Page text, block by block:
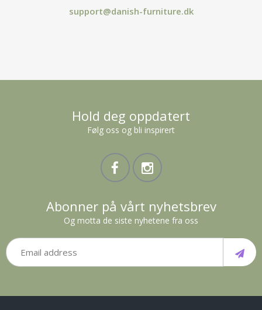
support@danish-furniture.dk
Hold deg oppdatert
Følg oss og bli inspirert
Abonner på vårt nyhetsbrev
Og motta de siste nyhetene fra oss